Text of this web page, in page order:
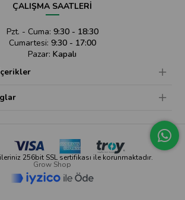
ÇALIŞMA SAATLERİ
Pzt. - Cuma: 9:30 - 18:30
Cumartesi: 9:30 - 17:00
Pazar: Kapalı
256bit SSL sertifikası ile korunmaktadır.
Grow Shop